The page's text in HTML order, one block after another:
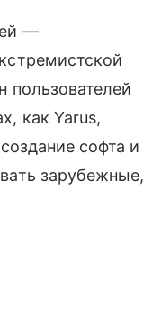
—
пользователей
как Yarus,
софта и
зарубежные,